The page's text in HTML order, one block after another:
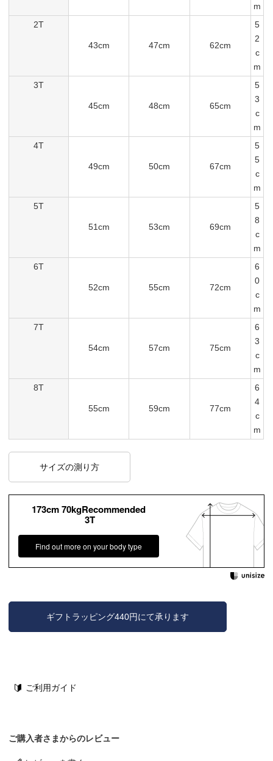
m
2T
43cm 47cm 62cm
5
2
c
m
3T
45cm 48cm 65cm
5
3
c
m
4T
49cm 50cm 67cm
5
5
c
m
5T
51cm 53cm 69cm
5
8
c
m
6T
52cm 55cm 72cm
6
0
c
m
7T
54cm 57cm 75cm
6
3
c
m
8T
55cm 59cm 77cm
6
4
c
m
サイズの測り方
173cm 70kgRecommended
3T
Find out more on your body type
ギフトラッピング440円にて承ります
ご利用ガイド
ご購入者さまからのレビュー